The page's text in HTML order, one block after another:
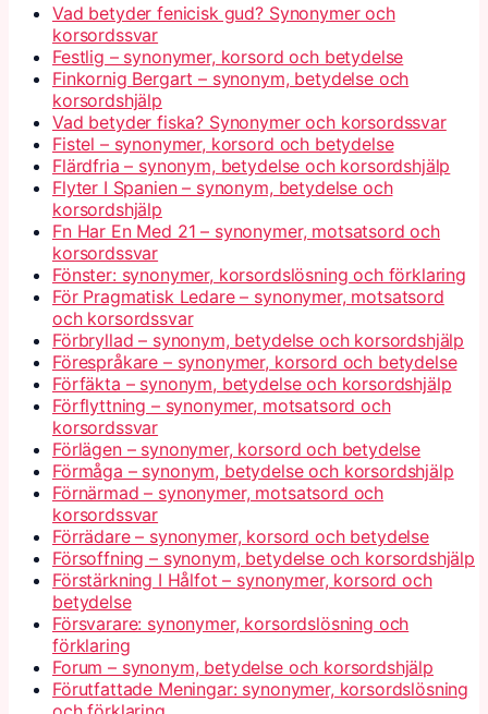
Vad betyder fenicisk gud? Synonymer och
korsordssvar
Festlig – synonymer, korsord och betydelse
Finkornig Bergart – synonym, betydelse och
korsordshjälp
Vad betyder fiska? Synonymer och korsordssvar
Fistel – synonymer, korsord och betydelse
Flärdfria – synonym, betydelse och korsordshjälp
Flyter I Spanien – synonym, betydelse och
korsordshjälp
Fn Har En Med 21 – synonymer, motsatsord och
korsordssvar
Fönster: synonymer, korsordslösning och förklaring
För Pragmatisk Ledare – synonymer, motsatsord
och korsordssvar
Förbryllad – synonym, betydelse och korsordshjälp
Förespråkare – synonymer, korsord och betydelse
Förfäkta – synonym, betydelse och korsordshjälp
Förflyttning – synonymer, motsatsord och
korsordssvar
Förlägen – synonymer, korsord och betydelse
Förmåga – synonym, betydelse och korsordshjälp
Förnärmad – synonymer, motsatsord och
korsordssvar
Förrädare – synonymer, korsord och betydelse
Försoffning – synonym, betydelse och korsordshjälp
Förstärkning I Hålfot – synonymer, korsord och
betydelse
Försvarare: synonymer, korsordslösning och
förklaring
Forum – synonym, betydelse och korsordshjälp
Förutfattade Meningar: synonymer, korsordslösning